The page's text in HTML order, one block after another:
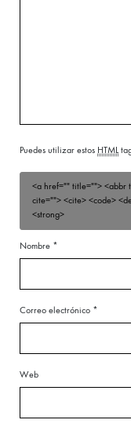
Puedes utilizar estos HTML
<a href="" title=""> <abbr
cite=""> <cite> <code>
<strong>
Nombre *
Correo electrónico *
Web